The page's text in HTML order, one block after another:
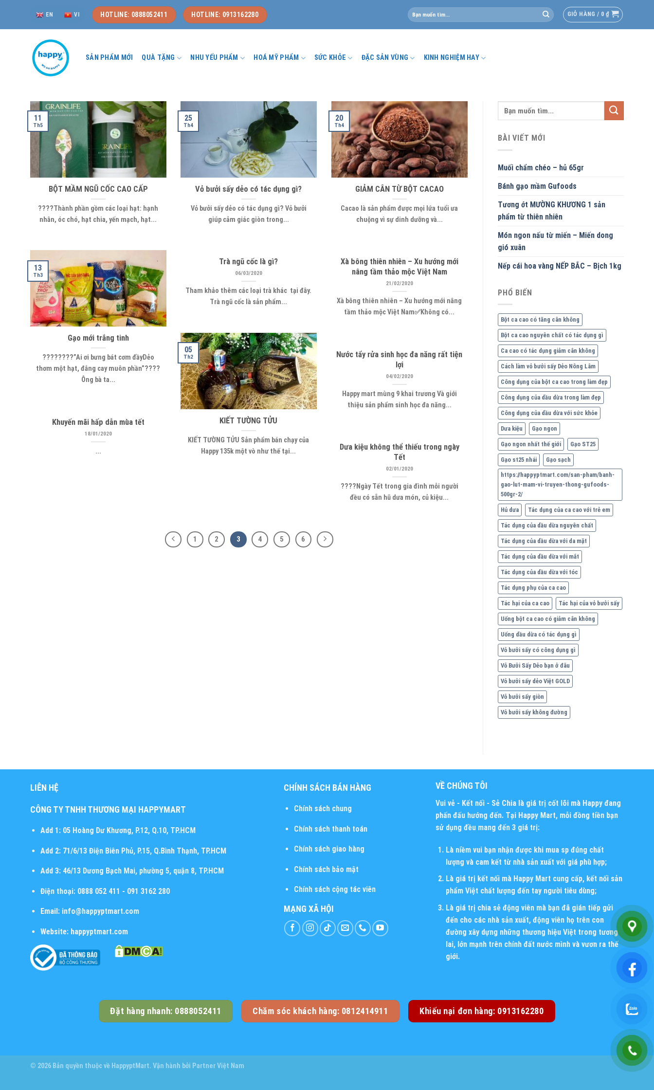
content
EN VI HOTLINE: 0888052411 HOTLINE: 0913162280
Tìm
kiếm:
GIỎ HÀNG / 0 ₫
SẢN PHẨM MỚI QUÀ TẶNG NHU YẾU PHẨM HOÁ MỸ PHẨM SỨC KHỎE ĐẶC SẢN VÙNG KINH NGHIỆM HAY
BỘT MẦM NGŨ CỐC CAO CẤP
????Thành phần gồm các loại hạt: hạnh
nhân, óc chó, hạt chia, yến mạch, hạt...
11
Th5
Vỏ bưởi sấy dẻo có tác dụng gì?
Vỏ bưởi sấy dẻo có tác dụng gì? Vỏ bưởi
giúp cảm giác giòn trong...
25
Th4
GIẢM CÂN TỪ BỘT CACAO
Cacao là sản phẩm được mọi lứa tuổi ưa
chuộng vì sự dinh dưỡng và...
20
Th4
Gạo mới trắng tinh
????????”Ai ơi bưng bát cơm đầyDẻo
thơm một hạt, đắng cay muôn phần”????
Ông bà ta...
13
Th3
Trà ngũ cốc là gì?
06/03/2020
Tham khảo thêm các loại trà khác tại đây.
Trà ngũ cốc là sản phẩm...
Xà bông thiên nhiên – Xu hướng mới
nâng tầm thảo mộc Việt Nam
21/02/2020
Xà bông thiên nhiên – Xu hướng mới nâng
tầm thảo mộc Việt Nam✅Không có...
KIẾT TƯỜNG TỬU
KIẾT TƯỜNG TỬU Sản phẩm bán chạy của
Happy 135k một vò như thế tại...
05
Th2
Nước tẩy rửa sinh học đa năng rất tiện
lợi
04/02/2020
Happy mart mùng 9 khai trương Và giới
thiệu sản phẩm sinh học đa năng...
Khuyến mãi hấp dẫn mùa tết
18/01/2020
...
Dưa kiệu không thể thiếu trong ngày
Tết
02/01/2020
????Ngày Tết trong gia đình mỗi người
đều có sẵn hũ dưa món, củ kiệu...
1 2 3 4 5 6
BÀI VIẾT MỚI
Muối chẩm chéo – hủ 65gr
Bánh gạo mầm Gufoods
Tương ớt MƯỜNG KHƯƠNG 1 sản
phẩm từ thiên nhiên
Món ngon nấu từ miến – Miến dong
gió xuân
Nếp cái hoa vàng NẾP BẮC – Bịch 1kg
PHỔ BIẾN
Bột ca cao có tăng cân không
Bột ca cao nguyên chất có tác dụng gì
Ca cao có tác dụng giảm cân không
Cách làm vỏ bưởi sấy Dẻo Nông Lâm
Công dụng của bột ca cao trong làm đẹp
Công dụng của dầu dừa trong làm đẹp
Công dụng của dầu dừa với sức khỏe
Dưa kiệu Gạo ngon
Gạo ngon nhất thế giới Gạo ST25
Gạo st25 nhái Gạo sạch
https://happyptmart.com/san-pham/banh-
gao-lut-mam-vi-truyen-thong-gufoods-
500gr-2/
Hủ dưa Tác dụng của ca cao với trẻ em
Tác dụng của dầu dừa nguyên chất
Tác dụng của dầu dừa với da mặt
Tác dụng của dầu dừa với mắt
Tác dụng của dầu dừa với tóc
Tác dụng phụ của ca cao
Tác hại của ca cao Tác hại của vỏ bưởi sấy
Uống bột ca cao có giảm cân không
Uống dầu dừa có tác dụng gì
Vỏ bưởi sấy có công dụng gì
Vỏ Bưởi Sấy Dẻo bạn ở đâu
Vỏ bưởi sấy dẻo Việt GOLD
Vỏ bưởi sấy giòn
Vỏ bưởi sấy không đường
LIÊN HỆ
CÔNG TY TNHH THƯƠNG MẠI HAPPYMART
Add 1:05 Hoàng Dư Khương, P.12, Q.10, TP.HCM
Add 2:71/6/13 Điện Biên Phủ, P.15, Q.Bình Thạnh, TP.HCM
Add 3:46/13 Dương Bạch Mai, phường 5, quận 8, TP.HCM
Điện thoại:0888 052 411 - 091 3162 280
Email:info@happyptmart.com
Website: happyptmart.com
CHÍNH SÁCH BÁN HÀNG
Chính sách chung
Chính sách thanh toán
Chính sách giao hàng
Chính sách bảo mật
Chính sách cộng tác viên
MẠNG XÃ HỘI
VỀ CHÚNG TÔI
Vui vẻ - Kết nối - Sẻ Chia là giá trị cốt lõi mà Happy đang
phấn đấu hướng đến. Tại Happy Mart, mỗi đồng tiền bạn
sử dụng đều mang đến 3 giá trị:
Là niềm vui bạn nhận được khi mua sp đúng chất
lượng và cam kết từ nhà sản xuất với giá phù hợp;
Là giá trị kết nối mà Happy Mart cung cấp, kết nối sản
phẩm Việt chất lượng đến tay người tiêu dùng;
Là giá trị chia sẻ động viên mà bạn đã gián tiếp gửi
đến cho các nhà sản xuất, động viên họ trên con
đường xây dựng những thương hiệu Việt trong tương
lai, lớn mạnh trên chính đất nước mình và vươn ra thế
giới.
Đặt hàng nhanh: 0888052411 Chăm sóc khách hàng: 0812414911 Khiếu nại đơn hàng: 0913162280
© 2026 Bản quyền thuộc về HappyptMart. Vận hành bởi Partner Việt Nam